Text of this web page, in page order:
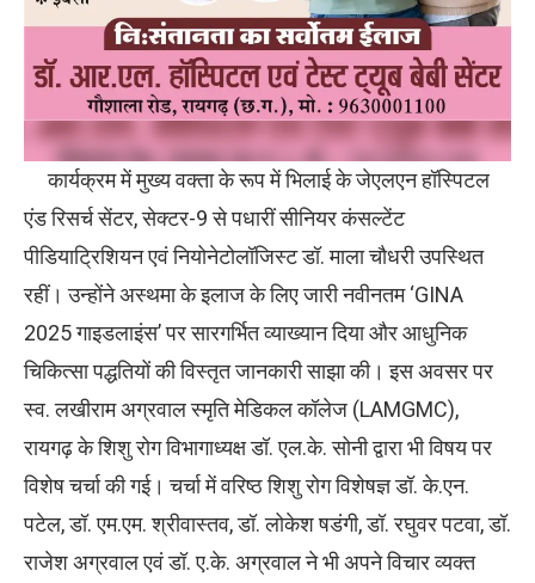
कार्यक्रम में मुख्य वक्ता के रूप में भिलाई के जेएलएन हॉस्पिटल
एंड रिसर्च सेंटर, सेक्टर-9 से पधारीं सीनियर कंसल्टेंट
पीडियाट्रिशियन एवं नियोनेटोलॉजिस्ट डॉ. माला चौधरी उपस्थित
रहीं। उन्होंने अस्थमा के इलाज के लिए जारी नवीनतम ‘GINA
2025 गाइडलाइंस’ पर सारगर्भित व्याख्यान दिया और आधुनिक
चिकित्सा पद्धतियों की विस्तृत जानकारी साझा की। इस अवसर पर
स्व. लखीराम अग्रवाल स्मृति मेडिकल कॉलेज (LAMGMC),
रायगढ़ के शिशु रोग विभागाध्यक्ष डॉ. एल.के. सोनी द्वारा भी विषय पर
विशेष चर्चा की गई। चर्चा में वरिष्ठ शिशु रोग विशेषज्ञ डॉ. के.एन.
पटेल, डॉ. एम.एम. श्रीवास्तव, डॉ. लोकेश षडंगी, डॉ. रघुवर पटवा, डॉ.
राजेश अग्रवाल एवं डॉ. ए.के. अग्रवाल ने भी अपने विचार व्यक्त